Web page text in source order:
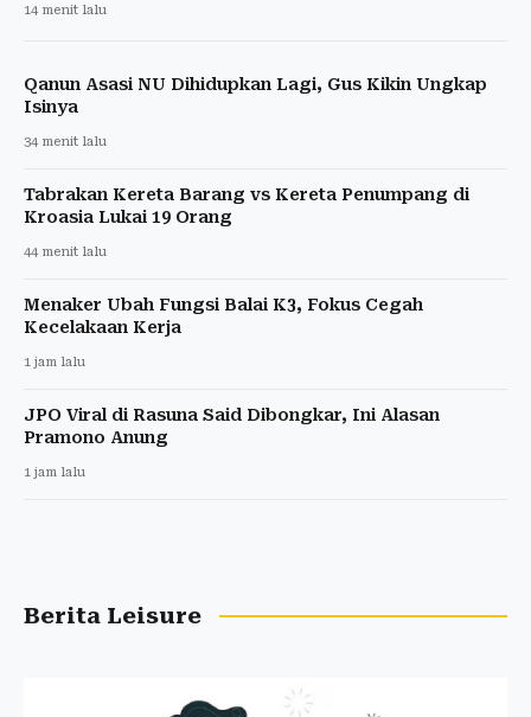
14 menit lalu
Qanun Asasi NU Dihidupkan Lagi, Gus Kikin Ungkap
Isinya
34 menit lalu
Tabrakan Kereta Barang vs Kereta Penumpang di
Kroasia Lukai 19 Orang
44 menit lalu
Menaker Ubah Fungsi Balai K3, Fokus Cegah
Kecelakaan Kerja
1 jam lalu
JPO Viral di Rasuna Said Dibongkar, Ini Alasan
Pramono Anung
1 jam lalu
Berita Leisure